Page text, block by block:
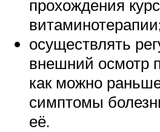
прохождения курс
осуществлять
внешний осмотр
как можно
симптомы
её.